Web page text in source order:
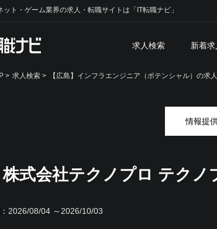
ット・ゲーム業界の求人・転職サイトは「IT転職ナビ」
求人検索 新着
> 求人検索 > 【広島】インフラエンジニア（ポテンシャル）の求
情報提
株式会社テクノプロ テク
2026/08/04 ～2026/10/03